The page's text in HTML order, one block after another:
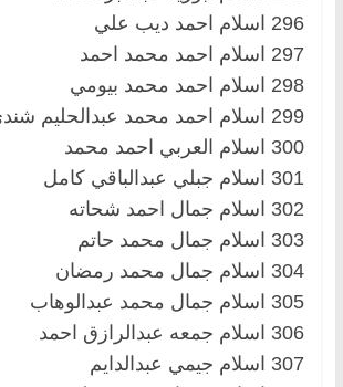
296 اسلام احمد ديب علي
297 اسلام احمد محمد احمد
298 اسلام احمد محمد بيومي
299 اسلام احمد محمد عبدالحليم شندي
300 اسلام العربي احمد محمد
301 اسلام جبلي عبدالباقي كامل
302 اسلام جمال احمد شحاته
303 اسلام جمال محمد حاتم
304 اسلام جمال محمد رمضان
305 اسلام جمال محمد عبدالوهاب
306 اسلام جمعه عبدالرازق احمد
307 اسلام جيمي عبدالدايم